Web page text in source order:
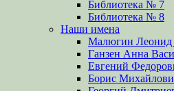
Библиотека № 7
Библиотека № 8
Наши имена
Малюгин Леонид
Ганзен Анна
Евгений
Борис